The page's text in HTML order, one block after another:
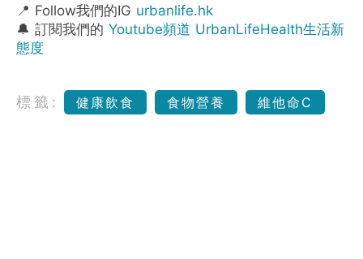
📍 Follow我們的IG urbanlife.hk
🔔 訂閱我們的 Youtube頻道 UrbanLifeHealth生活新
態度
標籤: 健康飲食 食物營養 維他命C